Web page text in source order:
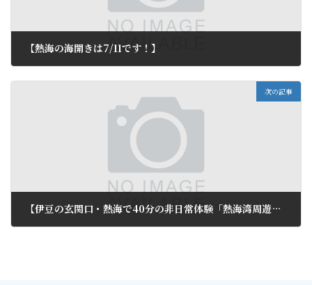
【熱海の海開きは7/11です！】
次の記事
【伊豆の玄関口・熱海で40分の非日常体験「熱海湾周遊クルーズ」】